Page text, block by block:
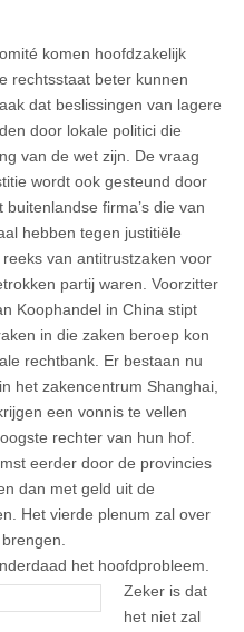
komen hoofdzakelijk
rechtsstaat beter kunnen
dat beslissingen van lagere
door lokale politici die
van de wet zijn. De vraag
wordt ook gesteund door
firma’s die van
hebben tegen justitiële
van antitrustzaken voor
partij waren. Voorzitter
Koophandel in China stipt
in die zaken beroep kon
rechtbank. Er bestaan nu
het zakencentrum Shanghai,
een vonnis te vellen
rechter van hun hof.
eerder door de provincies
dan met geld uit de
Het vierde plenum zal over
het hoofdprobleem.
Zeker is dat
het niet zal